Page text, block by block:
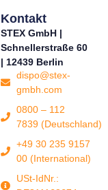
Kontakt
STEX GmbH |
Schnellerstraße 60
| 12439 Berlin
dispo@stex-
gmbh.com
0800 – 112
7839 (Deutschland)
+49 30 235 9157
00 (International)
USt-IdNr.: